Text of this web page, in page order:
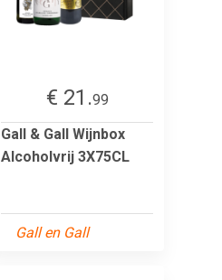
€ 21.99
Gall & Gall Wijnbox
Alcoholvrij 3X75CL
Gall en Gall